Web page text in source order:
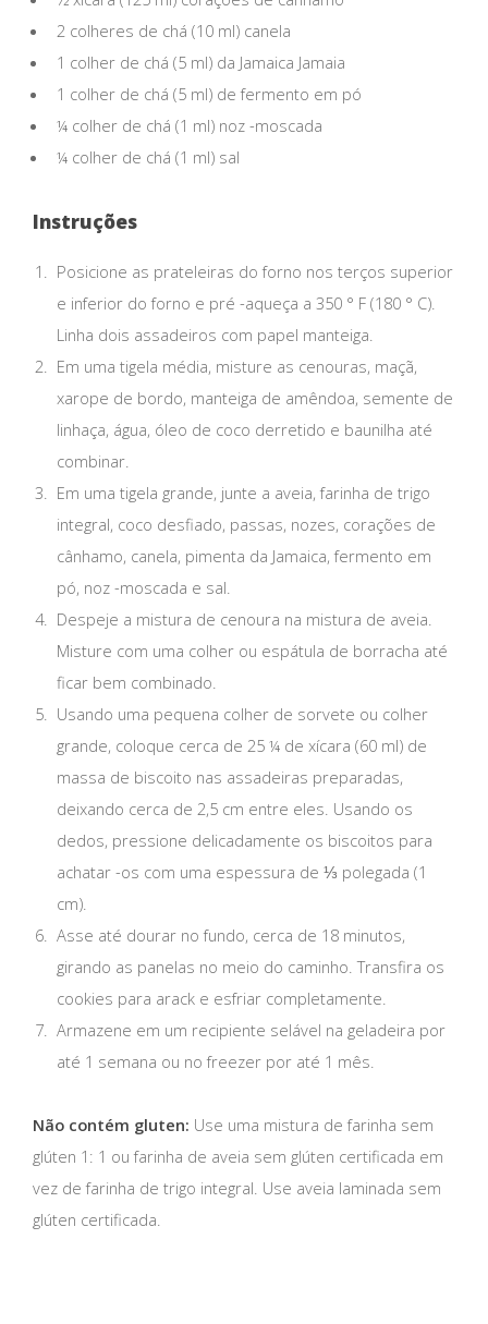
2 colheres de chá (10 ml) canela
1 colher de chá (5 ml) da Jamaica Jamaia
1 colher de chá (5 ml) de fermento em pó
¼ colher de chá (1 ml) noz -moscada
¼ colher de chá (1 ml) sal
Instruções
Posicione as prateleiras do forno nos terços superior
e inferior do forno e pré -aqueça a 350 ° F (180 ° C).
Linha dois assadeiros com papel manteiga.
Em uma tigela média, misture as cenouras, maçã,
xarope de bordo, manteiga de amêndoa, semente de
linhaça, água, óleo de coco derretido e baunilha até
combinar.
Em uma tigela grande, junte a aveia, farinha de trigo
integral, coco desfiado, passas, nozes, corações de
cânhamo, canela, pimenta da Jamaica, fermento em
pó, noz -moscada e sal.
Despeje a mistura de cenoura na mistura de aveia.
Misture com uma colher ou espátula de borracha até
ficar bem combinado.
Usando uma pequena colher de sorvete ou colher
grande, coloque cerca de 25 ¼ de xícara (60 ml) de
massa de biscoito nas assadeiras preparadas,
deixando cerca de 2,5 cm entre eles. Usando os
dedos, pressione delicadamente os biscoitos para
achatar -os com uma espessura de ⅓ polegada (1
cm).
Asse até dourar no fundo, cerca de 18 minutos,
girando as panelas no meio do caminho. Transfira os
cookies para arack e esfriar completamente.
Armazene em um recipiente selável na geladeira por
até 1 semana ou no freezer por até 1 mês.
Não contém gluten: Use uma mistura de farinha sem
glúten 1: 1 ou farinha de aveia sem glúten certificada em
vez de farinha de trigo integral. Use aveia laminada sem
glúten certificada.